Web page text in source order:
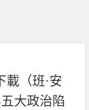
載（班·安
大政治陷